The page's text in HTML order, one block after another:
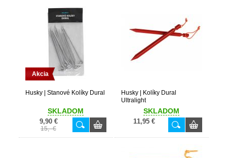
Akcia
Husky | Stanové Kolíky Dural
SKLADOM
9,90 €
15,- €
Husky | Kolíky Dural
Ultralight
SKLADOM
11,95 €